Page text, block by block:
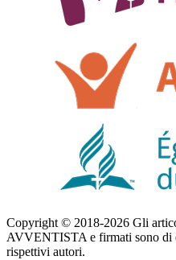
Copyright © 2018-2026 Gli
AVVENTISTA e firmati sono di
rispettivi autori.